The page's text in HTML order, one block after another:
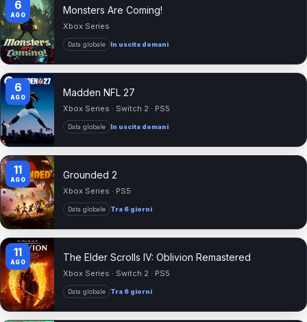
6
AGO Monsters Are Coming!
Xbox Series
Data globale In uscita domani
6
AGO Madden NFL 27
Xbox Series · Switch 2 · PS5
Data globale In uscita domani
11
AGO Grounded 2
Xbox Series · PS5
Data globale Tra 6 giorni
11
AGO The Elder Scrolls IV: Oblivion Remastered
Xbox Series · Switch 2 · PS5
Data globale Tra 6 giorni